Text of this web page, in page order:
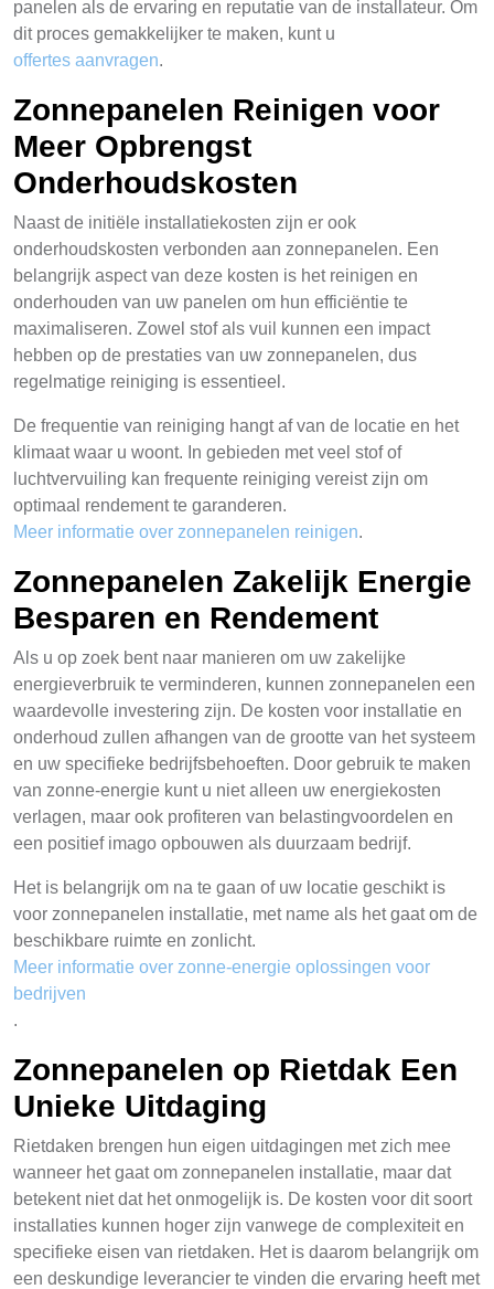
panelen als de ervaring en reputatie van de installateur. Om
dit proces gemakkelijker te maken, kunt u
offertes aanvragen.
Zonnepanelen Reinigen voor
Meer Opbrengst
Onderhoudskosten
Naast de initiële installatiekosten zijn er ook
onderhoudskosten verbonden aan zonnepanelen. Een
belangrijk aspect van deze kosten is het reinigen en
onderhouden van uw panelen om hun efficiëntie te
maximaliseren. Zowel stof als vuil kunnen een impact
hebben op de prestaties van uw zonnepanelen, dus
regelmatige reiniging is essentieel.
De frequentie van reiniging hangt af van de locatie en het
klimaat waar u woont. In gebieden met veel stof of
luchtvervuiling kan frequente reiniging vereist zijn om
optimaal rendement te garanderen.
Meer informatie over zonnepanelen reinigen.
Zonnepanelen Zakelijk Energie
Besparen en Rendement
Als u op zoek bent naar manieren om uw zakelijke
energieverbruik te verminderen, kunnen zonnepanelen een
waardevolle investering zijn. De kosten voor installatie en
onderhoud zullen afhangen van de grootte van het systeem
en uw specifieke bedrijfsbehoeften. Door gebruik te maken
van zonne-energie kunt u niet alleen uw energiekosten
verlagen, maar ook profiteren van belastingvoordelen en
een positief imago opbouwen als duurzaam bedrijf.
Het is belangrijk om na te gaan of uw locatie geschikt is
voor zonnepanelen installatie, met name als het gaat om de
beschikbare ruimte en zonlicht.
Meer informatie over zonne-energie oplossingen voor
bedrijven
.
Zonnepanelen op Rietdak Een
Unieke Uitdaging
Rietdaken brengen hun eigen uitdagingen met zich mee
wanneer het gaat om zonnepanelen installatie, maar dat
betekent niet dat het onmogelijk is. De kosten voor dit soort
installaties kunnen hoger zijn vanwege de complexiteit en
specifieke eisen van rietdaken. Het is daarom belangrijk om
een deskundige leverancier te vinden die ervaring heeft met